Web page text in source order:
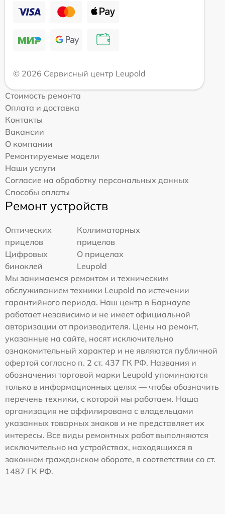
© 2026 Сервисный центр Leupold
Стоимость ремонта
Оплата и доставка
Контакты
Вакансии
О компании
Ремонтируемые модели
Наши услуги
Согласие на обработку персональных данных
Способы оплаты
Ремонт устройств
Оптических
прицелов
Коллиматорных
прицелов
Цифровых
биноклей
О прицелах
Leupold
Мы занимаемся ремонтом и техническим
обслуживанием техники Leupold по истечении
гарантийного периода. Наш центр в Барнауле
работает независимо и не имеет официальной
авторизации от производителя. Цены на ремонт,
указанные на сайте, носят исключительно
ознакомительный характер и не являются публичной
офертой согласно п. 2 ст. 437 ГК РФ. Названия и
обозначения торговой марки Leupold упоминаются
только в информационных целях — чтобы обозначить
перечень техники, с которой мы работаем. Наша
организация не аффилирована с владельцами
указанных товарных знаков и не представляет их
интересы. Все виды ремонтных работ выполняются
исключительно на устройствах, находящихся в
законном гражданском обороте, в соответствии со ст.
1487 ГК РФ.